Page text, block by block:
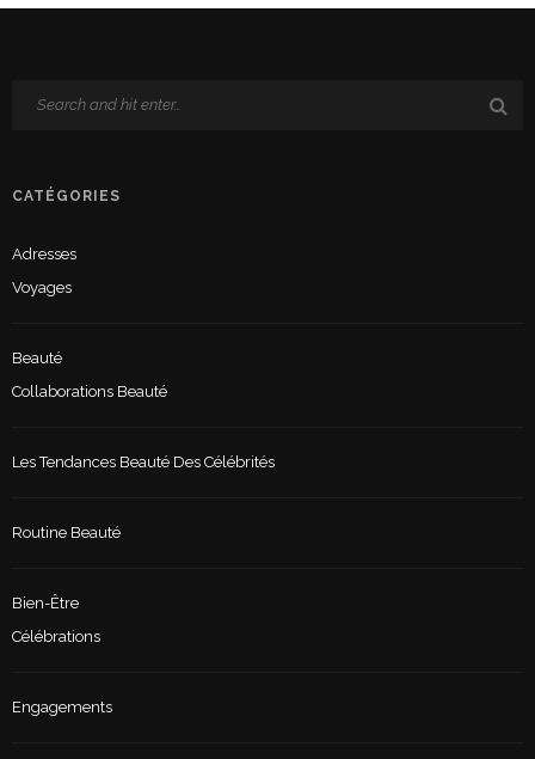
CATÉGORIES
Adresses
Voyages
Beauté
Collaborations Beauté
Les Tendances Beauté Des Célébrités
Routine Beauté
Bien-Être
Célébrations
Engagements